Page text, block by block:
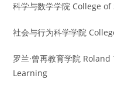
科学与数学学院 College
社会与行为科学学院
罗兰·曾再教育学院
Learning